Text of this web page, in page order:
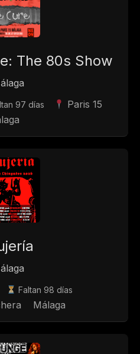
The 80s Show
97 días
Paris 15
Faltan 98 días
Málaga